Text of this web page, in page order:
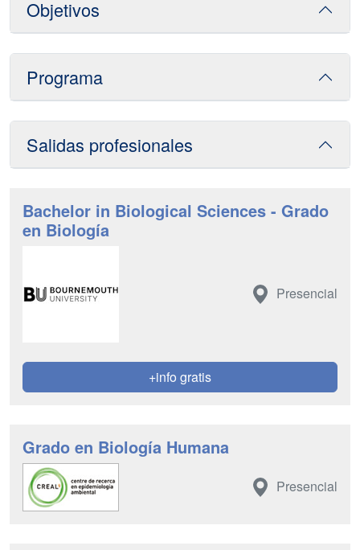
Objetivos
Programa
Salidas profesionales
Bachelor in Biological Sciences - Grado
en Biología
Presencial
+info gratis
Grado en Biología Humana
Presencial